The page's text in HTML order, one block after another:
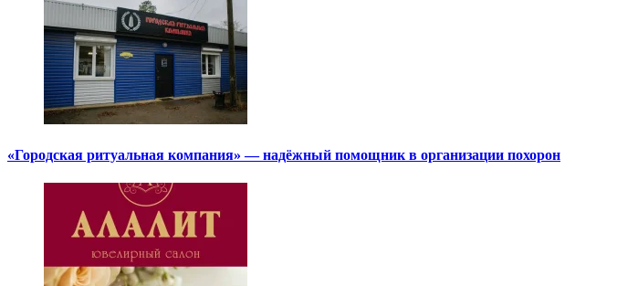
«Городская ритуальная компания» — надёжный помощник в организации похорон